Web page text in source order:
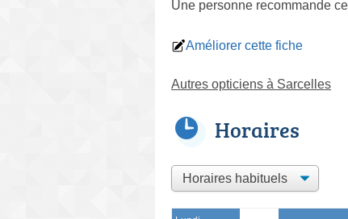
Une personne recommande
Améliorer cette fiche
Autres opticiens à Sarcelles
Horaires